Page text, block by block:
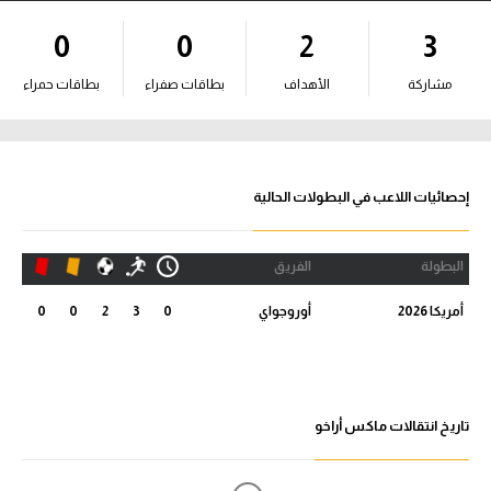
آراء حرة
ركن الألعاب
الدوري المصري
الدوري الإنجليزي الممتاز
الدوري الألماني
3
مشاركة
2
الأهداف
0
بطاقات صفراء
0
بطاقات حمراء
إحصائيات اللاعب في البطولات الحالية
البطولة الفريق
أمريكا 2026 أوروجواي 0
3
2
0
0
تاريخ انتقالات ماكس أراخو